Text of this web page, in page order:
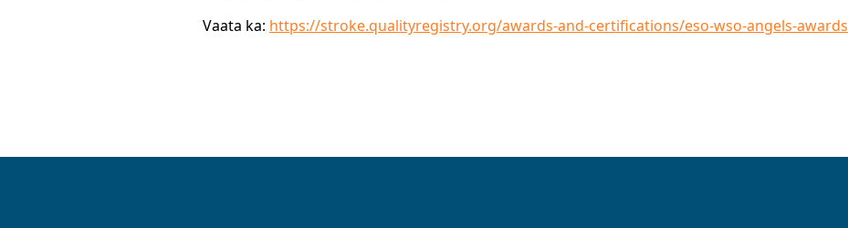
Vaata ka: https://stroke.qualityregistry.org/awards-and-certifications/eso-wso-angels-awards